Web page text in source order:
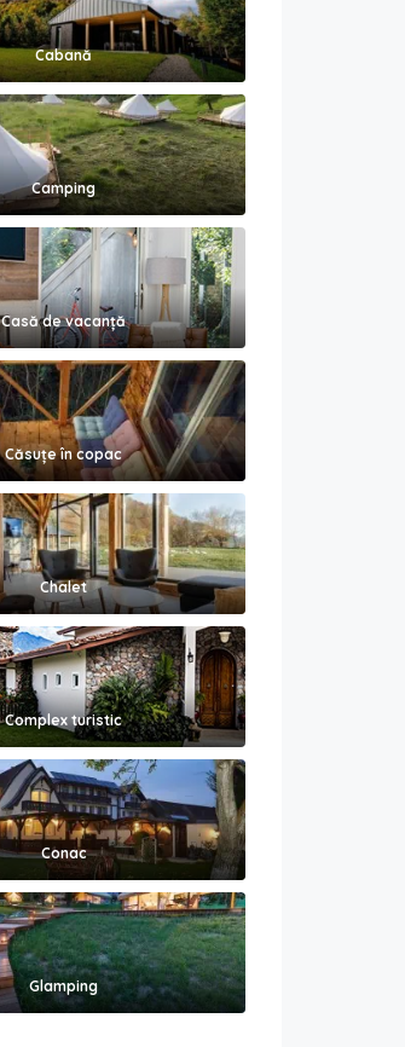
Cabană
Camping
Casă de vacanță
Căsuțe în copac
Chalet
Complex turistic
Conac
Glamping